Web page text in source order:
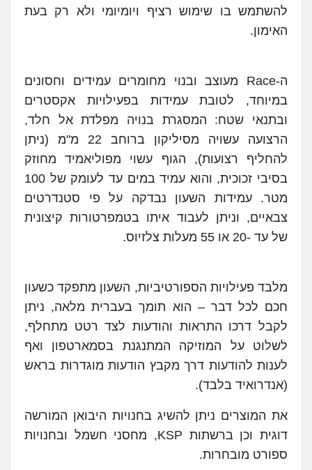
להשתמש בו שימוש רציף ויומיומי ולא רק בעת
האימון.
ה-Race מעוצב ובנוי מחומרים עמידים וחסונים
במיוחד, לטובת עמידות בפעילויות אקסטרים
ובתנאי שטח: המסגרת בנויה מפלדת אל חלד,
הרצועה עשויה מסיליקון ברוחב 22 מ"מ (ניתן
להחליף רצועות), הגוף עשוי מפוליאמיד מחוזק
בסיבי זכוכית, והוא עמיד במים עד לעומק של 100
מטר. עמידות השעון נבדקה על פי סטנדרטים
צבאיים, וניתן לעבוד איתו בטמפרטורות קיצונית
של עד -20 או 55 מעלות צלזיוס.
מלבד פעילויות הספורטיביות, השעון מתפקד כשעון
חכם לכל דבר – הוא תומך בעברית מלאה, ניתן
לקבל דרכו התראות והודעות לצד רטט מתחלף,
לשלוט על המוזיקה המתנגנת בסמארטפון ואף
לענות להודעות דרך מקבץ הודעות מוגדרות בראש
(אנדרואיד בלבד).
את המוצרים ניתן להשיג בחנויות היבואן המורשה
דוגית וכן ברשתות KSP, מחסני חשמל ובחנויות
ספורט מובחרות.